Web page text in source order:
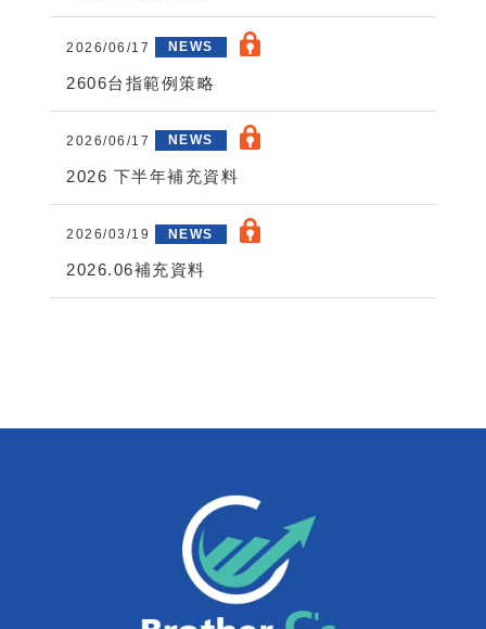
2026/06/17 NEWS
2606台指範例策略
2026/06/17 NEWS
2026 下半年補充資料
2026/03/19 NEWS
2026.06補充資料